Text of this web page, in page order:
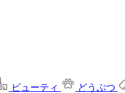
ビューティ どうぶつ